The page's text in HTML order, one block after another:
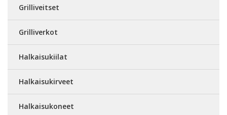
Grilliveitset
Grilliverkot
Halkaisukiilat
Halkaisukirveet
Halkaisukoneet